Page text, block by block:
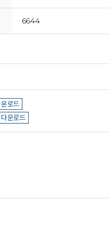
6644
로드
다운로드